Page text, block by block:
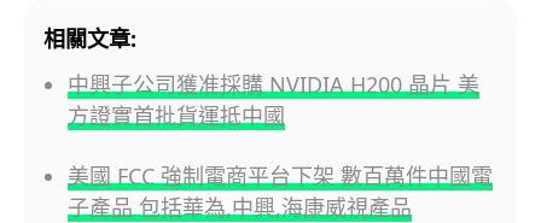
相關文章:
中興子公司獲准採購 NVIDIA H200 晶片 美
方證實首批貨運抵中國
美國 FCC 強制電商平台下架 數百萬件中國電
子產品 包括華為,中興,海康威視產品